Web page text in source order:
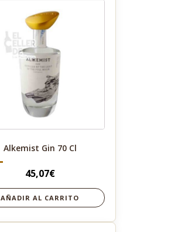
Alkemist Gin 70 Cl
45,07€
AÑADIR AL CARRITO